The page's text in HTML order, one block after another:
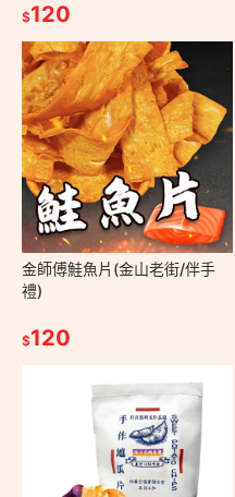
$120
金師傅鮭魚片(金山老街/伴手
禮)
$120